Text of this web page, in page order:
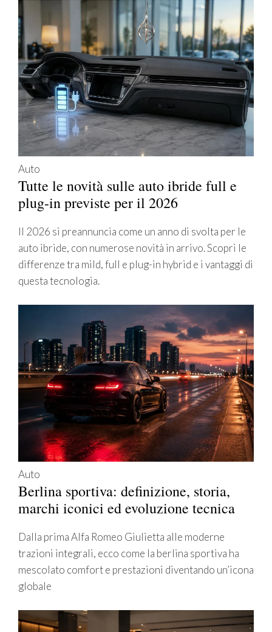
Auto
Tutte le novità sulle auto ibride full e
plug-in previste per il 2026
Il 2026 si preannuncia come un anno di svolta per le
auto ibride, con numerose novità in arrivo. Scopri le
differenze tra mild, full e plug-in hybrid e i vantaggi di
questa tecnologia.
Auto
Berlina sportiva: definizione, storia,
marchi iconici ed evoluzione tecnica
Dalla prima Alfa Romeo Giulietta alle moderne
trazioni integrali, ecco come la berlina sportiva ha
mescolato comfort e prestazioni diventando un’icona
globale